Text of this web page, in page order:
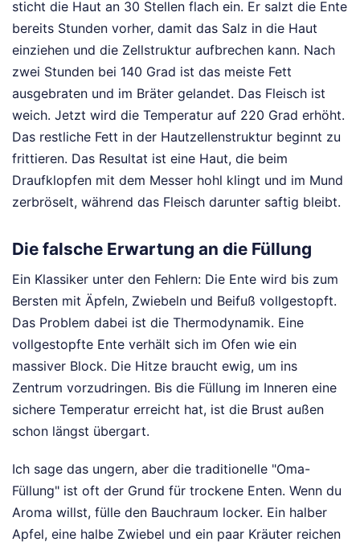
sticht die Haut an 30 Stellen flach ein. Er salzt die Ente
bereits Stunden vorher, damit das Salz in die Haut
einziehen und die Zellstruktur aufbrechen kann. Nach
zwei Stunden bei 140 Grad ist das meiste Fett
ausgebraten und im Bräter gelandet. Das Fleisch ist
weich. Jetzt wird die Temperatur auf 220 Grad erhöht.
Das restliche Fett in der Hautzellenstruktur beginnt zu
frittieren. Das Resultat ist eine Haut, die beim
Draufklopfen mit dem Messer hohl klingt und im Mund
zerbröselt, während das Fleisch darunter saftig bleibt.
Die falsche Erwartung an die Füllung
Ein Klassiker unter den Fehlern: Die Ente wird bis zum
Bersten mit Äpfeln, Zwiebeln und Beifuß vollgestopft.
Das Problem dabei ist die Thermodynamik. Eine
vollgestopfte Ente verhält sich im Ofen wie ein
massiver Block. Die Hitze braucht ewig, um ins
Zentrum vorzudringen. Bis die Füllung im Inneren eine
sichere Temperatur erreicht hat, ist die Brust außen
schon längst übergart.
Ich sage das ungern, aber die traditionelle "Oma-
Füllung" ist oft der Grund für trockene Enten. Wenn du
Aroma willst, fülle den Bauchraum locker. Ein halber
Apfel, eine halbe Zwiebel und ein paar Kräuter reichen